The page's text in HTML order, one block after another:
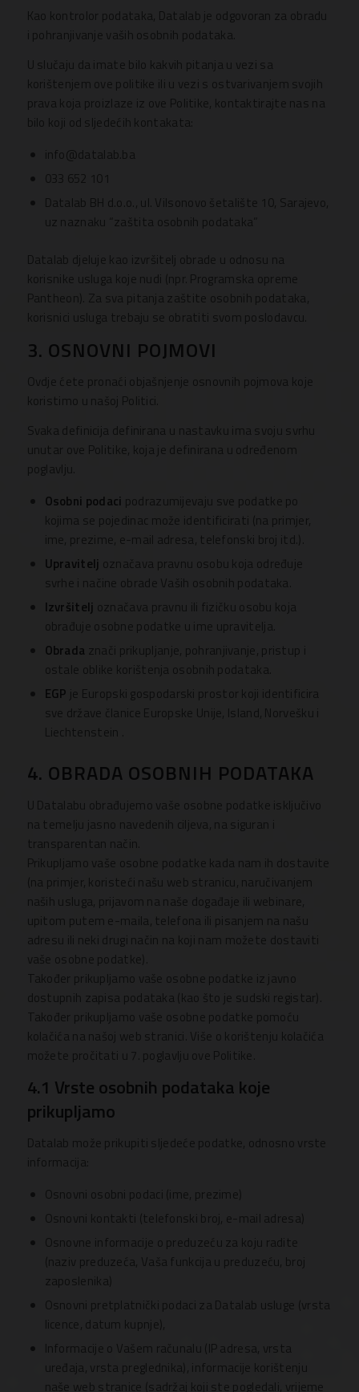
Kao kontrolor podataka, Datalab je odgovoran za obradu
i pohranjivanje vaših osobnih podataka.
U slučaju da imate bilo kakvih pitanja u vezi sa
korištenjem ove politike ili u vezi s ostvarivanjem svojih
prava koja proizlaze iz ove Politike, kontaktirajte nas na
bilo koji od sljedećih kontakata:
info@datalab.ba
033 652 101
Datalab BH d.o.o., ul. Vilsonovo šetalište 10, Sarajevo,
uz naznaku “zaštita osobnih podataka”
Datalab djeluje kao izvršitelj obrade u odnosu na
korisnike usluga koje nudi (npr. Programska opreme
Pantheon). Za sva pitanja zaštite osobnih podataka,
korisnici usluga trebaju se obratiti svom poslodavcu.
3. OSNOVNI POJMOVI
Ovdje ćete pronaći objašnjenje osnovnih pojmova koje
koristimo u našoj Politici.
Svaka definicija definirana u nastavku ima svoju svrhu
unutar ove Politike, koja je definirana u određenom
poglavlju.
Osobni podaci podrazumijevaju sve podatke po
kojima se pojedinac može identificirati (na primjer,
ime, prezime, e-mail adresa, telefonski broj itd.).
Upravitelj označava pravnu osobu koja određuje
svrhe i načine obrade Vaših osobnih podataka.
Izvršitelj označava pravnu ili fizičku osobu koja
obrađuje osobne podatke u ime upravitelja.
Obrada znači prikupljanje, pohranjivanje, pristup i
ostale oblike korištenja osobnih podataka.
EGP je Europski gospodarski prostor koji identificira
sve države članice Europske Unije, Island, Norvešku i
Liechtenstein .
4. OBRADA OSOBNIH PODATAKA
U Datalabu obrađujemo vaše osobne podatke isključivo
na temelju jasno navedenih ciljeva, na siguran i
transparentan način.
Prikupljamo vaše osobne podatke kada nam ih dostavite
(na primjer, koristeći našu web stranicu, naručivanjem
naših usluga, prijavom na naše događaje ili webinare,
upitom putem e-maila, telefona ili pisanjem na našu
adresu ili neki drugi način na koji nam možete dostaviti
vaše osobne podatke).
Također prikupljamo vaše osobne podatke iz javno
dostupnih zapisa podataka (kao što je sudski registar).
Također prikupljamo vaše osobne podatke pomoću
kolačića na našoj web stranici. Više o korištenju kolačića
možete pročitati u 7. poglavlju ove Politike.
4.1 Vrste osobnih podataka koje
prikupljamo
Datalab može prikupiti sljedeće podatke, odnosno vrste
informacija:
Osnovni osobni podaci (ime, prezime)
Osnovni kontakti (telefonski broj, e-mail adresa)
Osnovne informacije o preduzeću za koju radite
(naziv preduzeća, Vaša funkcija u preduzeću, broj
zaposlenika)
Osnovni pretplatnički podaci za Datalab usluge (vrsta
licence, datum kupnje),
Informacije o Vašem računalu (IP adresa, vrsta
uređaja, vrsta preglednika), informacije korištenju
naše web stranice (sadržaj koji ste pogledali, vrijeme